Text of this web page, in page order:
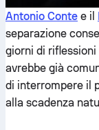
Antonio Conte e il
separazione
giorni di
avrebbe già
di interrompere il
alla scadenza